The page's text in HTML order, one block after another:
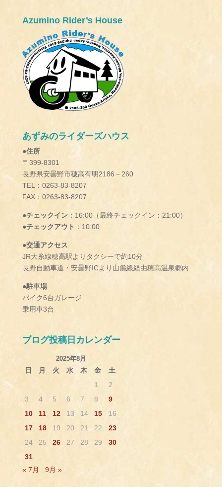
Azumino Rider’s House
あずみのライダーズハウス
●住所
〒399-8301
長野県安曇野市穂高有明2186－260
TEL：0263-83-8207
FAX：0263-83-8207
●チェックイン：16:00（最終チェックイン：21:00）
●チェックアウト ：10:00
●交通アクセス
JR大糸線穂高駅よりタクシーで約10分
長野自動車道・安曇野ICより山麓線経由穂高温泉郷内
●駐車場
バイク6台ガレージ
乗用車3台
ブログ投稿日カレンダー
2025年8月
日 月 火 水 木 金
土
1
2
3
4 5 6 7 8
9
10
11 12 13 14 15
16
17
18 19 20 21 22
23
24
25 26 27 28 29
30
31
« 7月
9月 »